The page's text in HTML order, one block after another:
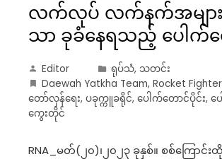
လက်လုပ် လက်နက်အများ
သာ ခုခံနေရသည့် ပေါက်တ
Editor ရုပ်သံ, သတင်း
Daewah Yatkha Team, Rocket Fighter
တော်လှန်ရေး, ပခုက္ကူခရိုင်, ပေါက်တောင်ပိုင်း, ပ
ကွေးတိုင်
RNA_မတ်(၂၀)၊၂၀၂၃ ခုနှစ်။ စစ်ကြော